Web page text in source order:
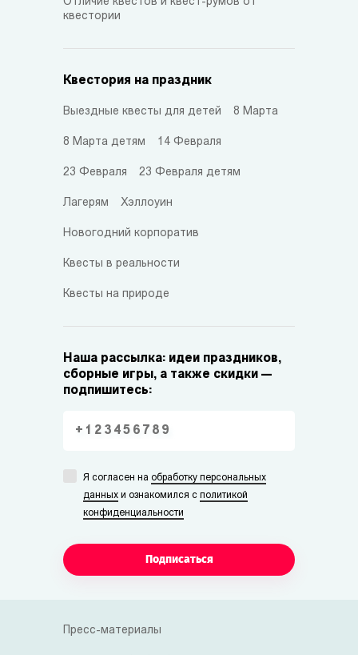
квестории
Квестория на праздник
Выездные квесты для детей 8 Марта
8 Марта детям 14 Февраля
23 Февраля 23 Февраля детям
Лагерям Хэллоуин
Новогодний корпоратив
Квесты в реальности
Квесты на природе
Наша рассылка: идеи праздников,
сборные игры, а также скидки —
подпишитесь:
Я согласен на обработку персональных
данных и ознакомился с политикой
конфиденциальности
Подписаться
Пресс-материалы